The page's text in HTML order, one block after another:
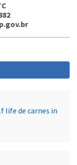
life de carnes in